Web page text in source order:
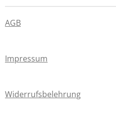
AGB
Impressum
Widerrufsbelehrung